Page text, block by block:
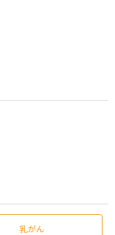
乳がん